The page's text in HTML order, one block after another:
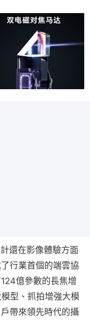
還在影像體驗方面
行業首個的端雲協
億參數的長焦增
型、抓拍增強大模
帶來領先時代的攝